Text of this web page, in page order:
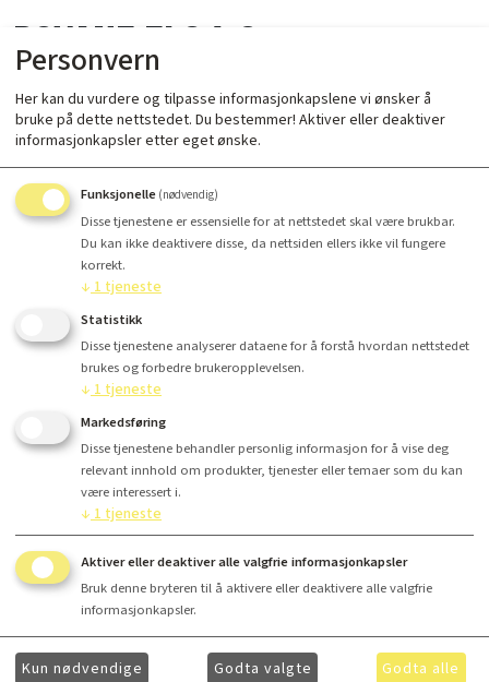
Psvane EL84-S
Kr 675,-
Kjøp
Finansiering
Ønsker du å få ytterligere informasjon om våre produkter og mer informasjon om gunstig
Personvern
Her kan du vurdere og tilpasse informasjonkapslene vi ønsker å
bruke på dette nettstedet. Du bestemmer! Aktiver eller deaktiver
informasjonkapsler etter eget ønske.
Funksjonelle (nødvendig)
Disse tjenestene er essensielle for at nettstedet skal være brukbar.
Du kan ikke deaktivere disse, da nettsiden ellers ikke vil fungere
korrekt.
↓ 1 tjeneste
Statistikk
Disse tjenestene analyserer dataene for å forstå hvordan nettstedet
brukes og forbedre brukeropplevelsen.
↓ 1 tjeneste
Markedsføring
Disse tjenestene behandler personlig informasjon for å vise deg
relevant innhold om produkter, tjenester eller temaer som du kan
være interessert i.
↓ 1 tjeneste
Aktiver eller deaktiver alle valgfrie informasjonkapsler
Bruk denne bryteren til å aktivere eller deaktivere alle valgfrie
informasjonkapsler.
Kun nødvendige Godta valgte Godta alle